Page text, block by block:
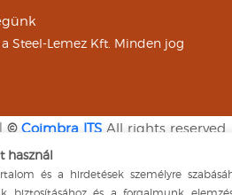
Steel-Lemez Kft. Minden jog
© Coimbra ITS All rights reserved.
2026
használ
és a hirdetések személyre